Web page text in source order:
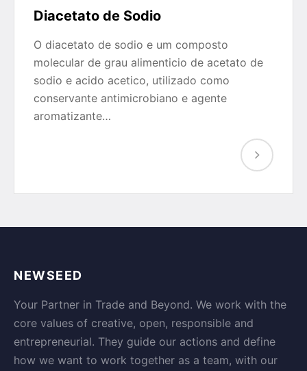
Diacetato de Sodio
O diacetato de sodio e um composto
molecular de grau alimenticio de acetato de
sodio e acido acetico, utilizado como
conservante antimicrobiano e agente
aromatizante…
NEWSEED
Your Partner in Trade and Beyond. We work with the
core values of creative, open, responsible and
entrepreneurial. They guide our actions and define
how we want to work together as a team, with our